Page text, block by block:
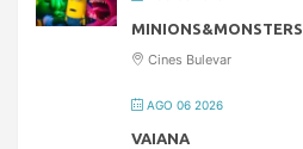
MINIONS&MONSTERS
Cines Bulevar
AGO 06 2026
VAIANA